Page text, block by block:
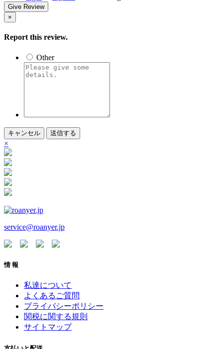
Give Review
×
Report this review.
Other
キャンセル 送信する
×
service@roanyer.jp
情 報
私達について
よくあるご質問
プライバシーポリシー
関税に関する規則
サイトマップ